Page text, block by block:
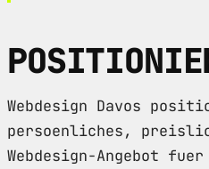
Webdesign Davos
persoenliches,
Webdesign-Angebot